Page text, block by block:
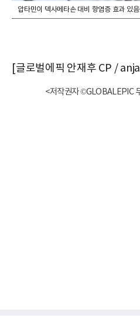
압타민이 덱사메타손 대비 항염증 효과 있
[글로벌에픽 안재후 CP /
<저작권자 ©GLOBALEPIC